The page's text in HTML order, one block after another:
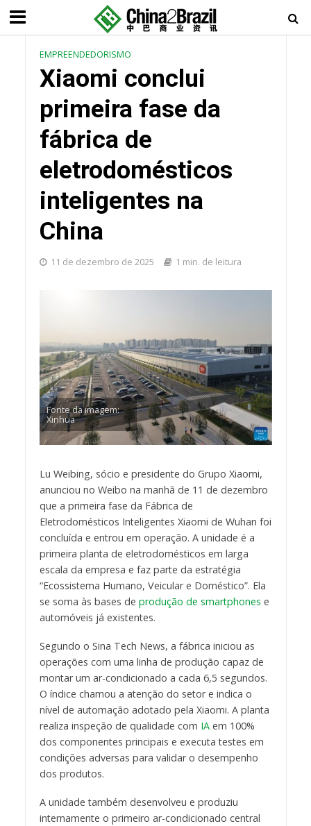
EMPREENDEDORISMO
Xiaomi conclui
primeira fase da
fábrica de
eletrodomésticos
inteligentes na
China
11 de dezembro de 2025 1 min. de leitura
Fonte da imagem:
Xinhua
Lu Weibing, sócio e presidente do Grupo Xiaomi,
anunciou no Weibo na manhã de 11 de dezembro
que a primeira fase da Fábrica de
Eletrodomésticos Inteligentes Xiaomi de Wuhan foi
concluída e entrou em operação. A unidade é a
primeira planta de eletrodomésticos em larga
escala da empresa e faz parte da estratégia
“Ecossistema Humano, Veicular e Doméstico”. Ela
se soma às bases de produção de smartphones e
automóveis já existentes.
Segundo o Sina Tech News, a fábrica iniciou as
operações com uma linha de produção capaz de
montar um ar-condicionado a cada 6,5 segundos.
O índice chamou a atenção do setor e indica o
nível de automação adotado pela Xiaomi. A planta
realiza inspeção de qualidade com IAem 100%
dos componentes principais e executa testes em
condições adversas para validar o desempenho
dos produtos.
A unidade também desenvolveu e produziu
internamente o primeiro ar-condicionado central